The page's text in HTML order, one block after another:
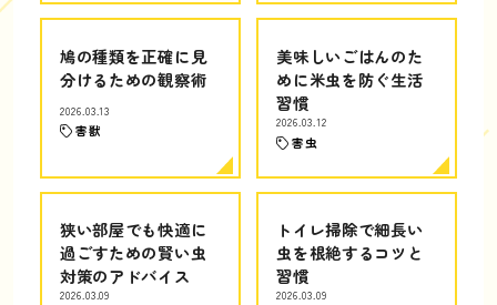
鳩の種類を正確に見
分けるための観察術
2026.03.13
害獣
美味しいごはんのた
めに米虫を防ぐ生活
習慣
2026.03.12
害虫
狭い部屋でも快適に
過ごすための賢い虫
対策のアドバイス
2026.03.09
トイレ掃除で細長い
虫を根絶するコツと
習慣
2026.03.09